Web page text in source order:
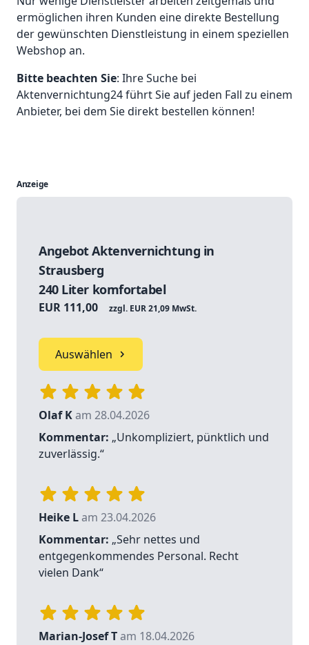
ermöglichen ihren Kunden eine direkte Bestellung
der gewünschten Dienstleistung in einem speziellen
Webshop an.
Bitte beachten Sie: Ihre Suche bei
Aktenvernichtung24 führt Sie auf jeden Fall zu einem
Anbieter, bei dem Sie direkt bestellen können!
Anzeige
Angebot Aktenvernichtung in
Strausberg
240 Liter komfortabel
EUR 111,00 zzgl. EUR 21,09 MwSt.
Auswählen
Olaf Kam 28.04.2026
Kommentar: „Unkompliziert, pünktlich und
zuverlässig.“
Heike Lam 23.04.2026
Kommentar: „Sehr nettes und
entgegenkommendes Personal. Recht
vielen Dank“
Marian-Josef Tam 18.04.2026